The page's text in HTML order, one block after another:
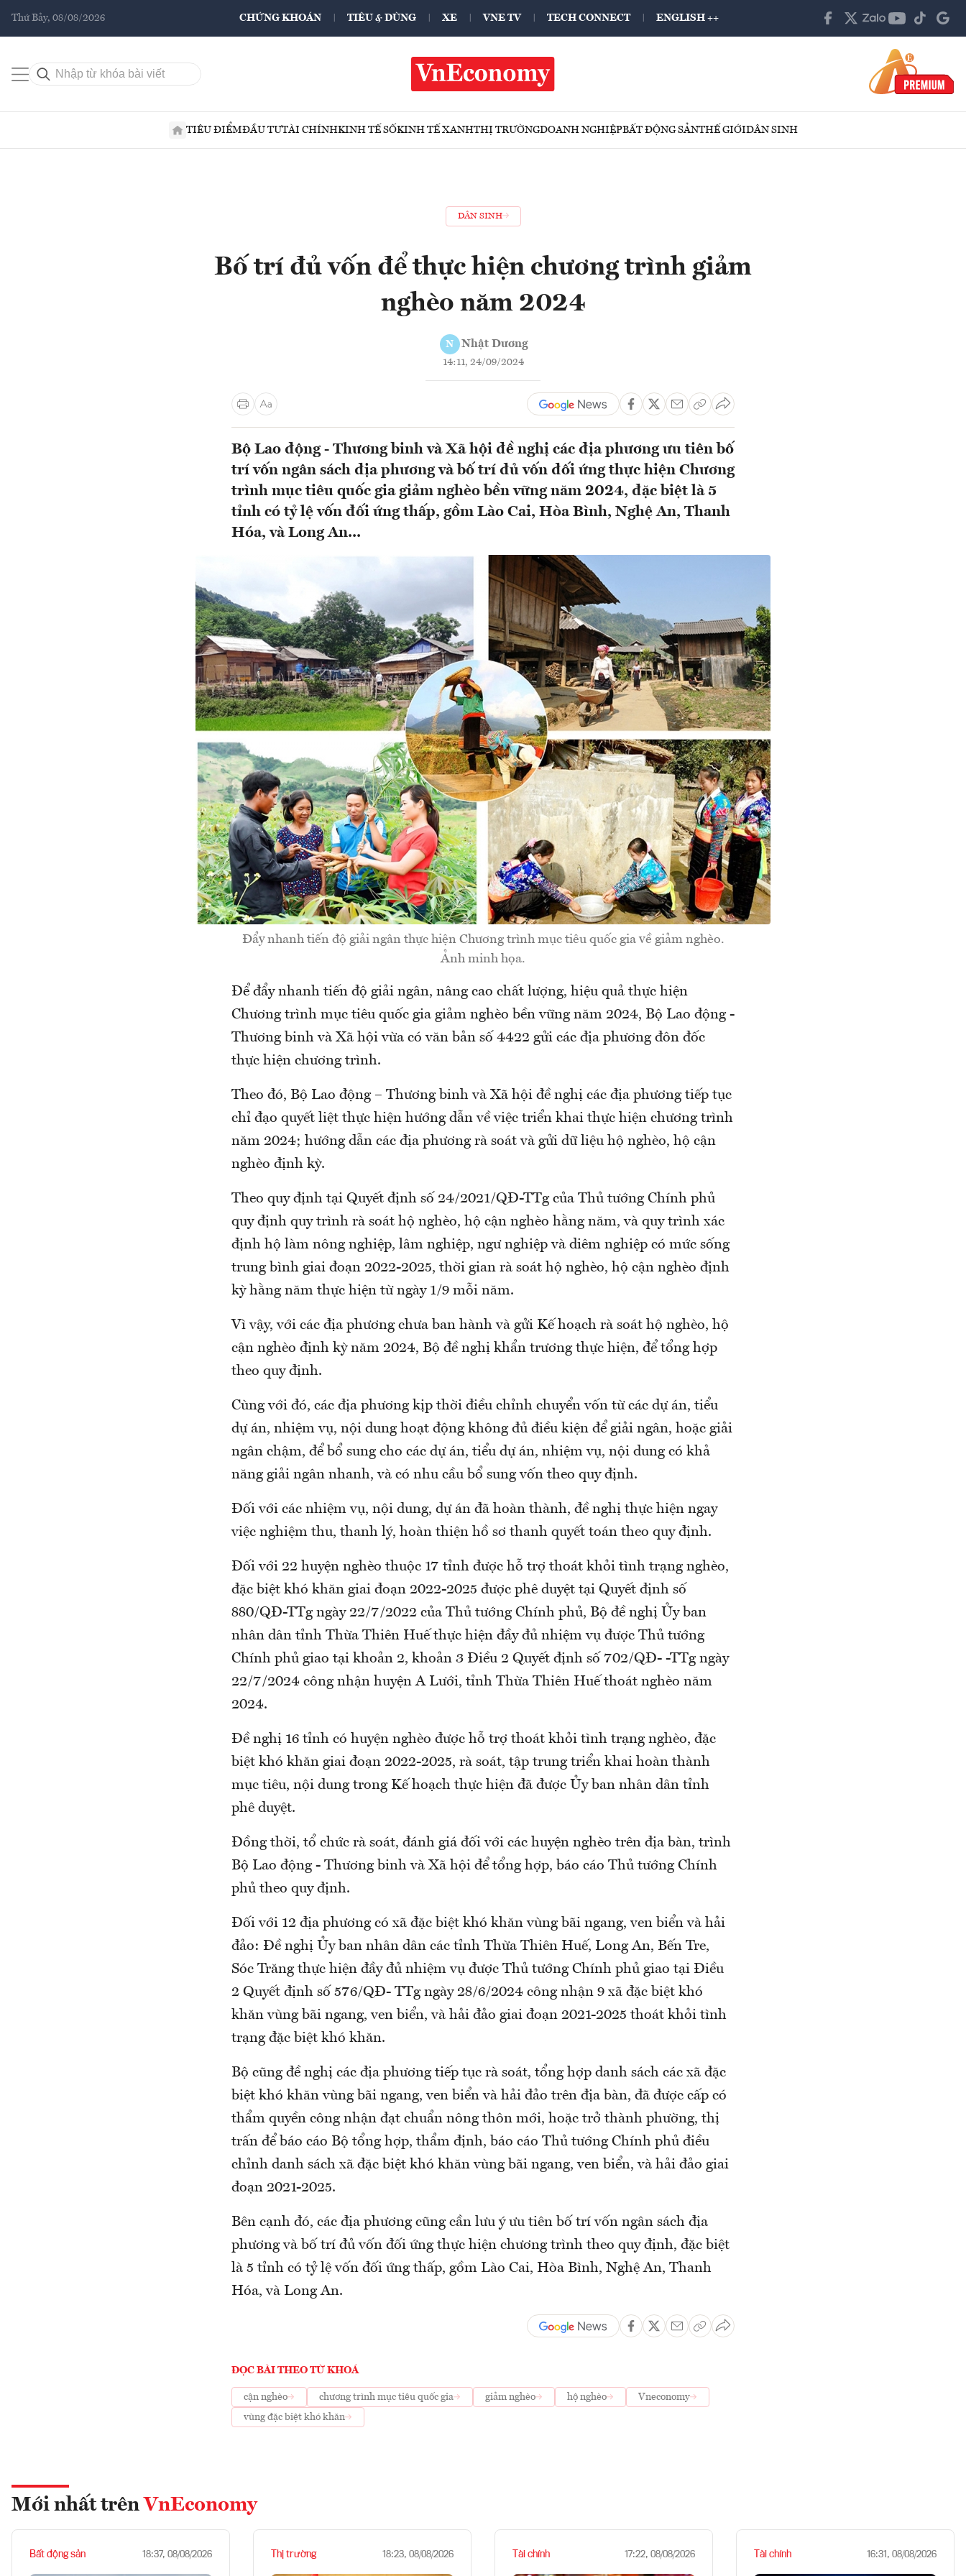
Thứ Bảy, 08/08/2026 CHỨNG KHOÁN TIÊU & DÙNG XE VNE TV TECH CONNECT ENGLISH ++
TIÊU ĐIỂMĐẦU TƯTÀI CHÍNHKINH TẾ SỐKINH TẾ XANHTHỊ TRƯỜNGDOANH NGHIỆPBẤT ĐỘNG SẢNTHẾ GIỚIDÂN SINH
DÂN SINH
Bố trí đủ vốn để thực hiện chương trình giảm
nghèo năm 2024
N Nhật Dương
14:11, 24/09/2024
Bộ Lao động - Thương binh và Xã hội đề nghị các địa phương ưu tiên bố
trí vốn ngân sách địa phương và bố trí đủ vốn đối ứng thực hiện Chương
trình mục tiêu quốc gia giảm nghèo bền vững năm 2024, đặc biệt là 5
tỉnh có tỷ lệ vốn đối ứng thấp, gồm Lào Cai, Hòa Bình, Nghệ An, Thanh
Hóa, và Long An...
Đẩy nhanh tiến độ giải ngân thực hiện Chương trình mục tiêu quốc gia về giảm nghèo.
Ảnh minh họa.
Để đẩy nhanh tiến độ giải ngân, nâng cao chất lượng, hiệu quả thực hiện
Chương trình mục tiêu quốc gia giảm nghèo bền vững năm 2024, Bộ Lao động -
Thương binh và Xã hội vừa có văn bản số 4422 gửi các địa phương đôn đốc
thực hiện chương trình.
Theo đó, Bộ Lao động – Thương binh và Xã hội đề nghị các địa phương tiếp tục
chỉ đạo quyết liệt thực hiện hướng dẫn về việc triển khai thực hiện chương trình
năm 2024; hướng dẫn các địa phương rà soát và gửi dữ liệu hộ nghèo, hộ cận
nghèo định kỳ.
Theo quy định tại Quyết định số 24/2021/QĐ-TTg của Thủ tướng Chính phủ
quy định quy trình rà soát hộ nghèo, hộ cận nghèo hằng năm, và quy trình xác
định hộ làm nông nghiệp, lâm nghiệp, ngư nghiệp và diêm nghiệp có mức sống
trung bình giai đoạn 2022-2025, thời gian rà soát hộ nghèo, hộ cận nghèo định
kỳ hằng năm thực hiện từ ngày 1/9 mỗi năm.
Vì vậy, với các địa phương chưa ban hành và gửi Kế hoạch rà soát hộ nghèo, hộ
cận nghèo định kỳ năm 2024, Bộ đề nghị khẩn trương thực hiện, để tổng hợp
theo quy định.
Cùng với đó, các địa phương kịp thời điều chỉnh chuyển vốn từ các dự án, tiểu
dự án, nhiệm vụ, nội dung hoạt động không đủ điều kiện để giải ngân, hoặc giải
ngân chậm, để bổ sung cho các dự án, tiểu dự án, nhiệm vụ, nội dung có khả
năng giải ngân nhanh, và có nhu cầu bổ sung vốn theo quy định.
Đối với các nhiệm vụ, nội dung, dự án đã hoàn thành, đề nghị thực hiện ngay
việc nghiệm thu, thanh lý, hoàn thiện hồ sơ thanh quyết toán theo quy định.
Đối với 22 huyện nghèo thuộc 17 tỉnh được hỗ trợ thoát khỏi tình trạng nghèo,
đặc biệt khó khăn giai đoạn 2022-2025 được phê duyệt tại Quyết định số
880/QĐ-TTg ngày 22/7/2022 của Thủ tướng Chính phủ, Bộ đề nghị Ủy ban
nhân dân tỉnh Thừa Thiên Huế thực hiện đầy đủ nhiệm vụ được Thủ tướng
Chính phủ giao tại khoản 2, khoản 3 Điều 2 Quyết định số 702/QĐ- -TTg ngày
22/7/2024 công nhận huyện A Lưới, tỉnh Thừa Thiên Huế thoát nghèo năm
2024.
Đề nghị 16 tỉnh có huyện nghèo được hỗ trợ thoát khỏi tình trạng nghèo, đặc
biệt khó khăn giai đoạn 2022-2025, rà soát, tập trung triển khai hoàn thành
mục tiêu, nội dung trong Kế hoạch thực hiện đã được Ủy ban nhân dân tỉnh
phê duyệt.
Đồng thời, tổ chức rà soát, đánh giá đối với các huyện nghèo trên địa bàn, trình
Bộ Lao động - Thương binh và Xã hội để tổng hợp, báo cáo Thủ tướng Chính
phủ theo quy định.
Đối với 12 địa phương có xã đặc biệt khó khăn vùng bãi ngang, ven biển và hải
đảo: Đề nghị Ủy ban nhân dân các tỉnh Thừa Thiên Huế, Long An, Bến Tre,
Sóc Trăng thực hiện đầy đủ nhiệm vụ được Thủ tướng Chính phủ giao tại Điều
2 Quyết định số 576/QĐ- TTg ngày 28/6/2024 công nhận 9 xã đặc biệt khó
khăn vùng bãi ngang, ven biển, và hải đảo giai đoạn 2021-2025 thoát khỏi tình
trạng đặc biệt khó khăn.
Bộ cũng đề nghị các địa phương tiếp tục rà soát, tổng hợp danh sách các xã đặc
biệt khó khăn vùng bãi ngang, ven biển và hải đảo trên địa bàn, đã được cấp có
thẩm quyền công nhận đạt chuẩn nông thôn mới, hoặc trở thành phường, thị
trấn để báo cáo Bộ tổng hợp, thẩm định, báo cáo Thủ tướng Chính phủ điều
chỉnh danh sách xã đặc biệt khó khăn vùng bãi ngang, ven biển, và hải đảo giai
đoạn 2021-2025.
Bên cạnh đó, các địa phương cũng cần lưu ý ưu tiên bố trí vốn ngân sách địa
phương và bố trí đủ vốn đối ứng thực hiện chương trình theo quy định, đặc biệt
là 5 tỉnh có tỷ lệ vốn đối ứng thấp, gồm Lào Cai, Hòa Bình, Nghệ An, Thanh
Hóa, và Long An.
ĐỌC BÀI THEO TỪ KHOÁ
cận nghèo chương trình mục tiêu quốc gia giảm nghèo hộ nghèo
Vneconomy
vùng đặc biệt khó khăn
Mới nhất trên VnEconomy
Bất động sản 18:37, 08/08/2026 Thị trường 18:23, 08/08/2026 Tài chính 17:22, 08/08/2026 Tài chính 16:31, 08/08/2026